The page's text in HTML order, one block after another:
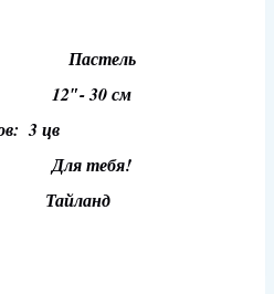
12″- 30 см
3 цв
тебя!
Тайланд